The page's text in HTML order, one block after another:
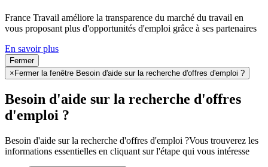
France Travail améliore la transparence du marché du travail en
vous proposant plus d'opportunités d'emploi grâce à ses partenaires
En savoir plus
Fermer
× Fermer la fenêtre Besoin d'aide sur la recherche d'offres d'emploi ?
Besoin d'aide sur la recherche d'offres
d'emploi ?
Besoin d'aide sur la recherche d'offres d'emploi ?Vous trouverez les
informations essentielles en cliquant sur l'étape qui vous intéresse